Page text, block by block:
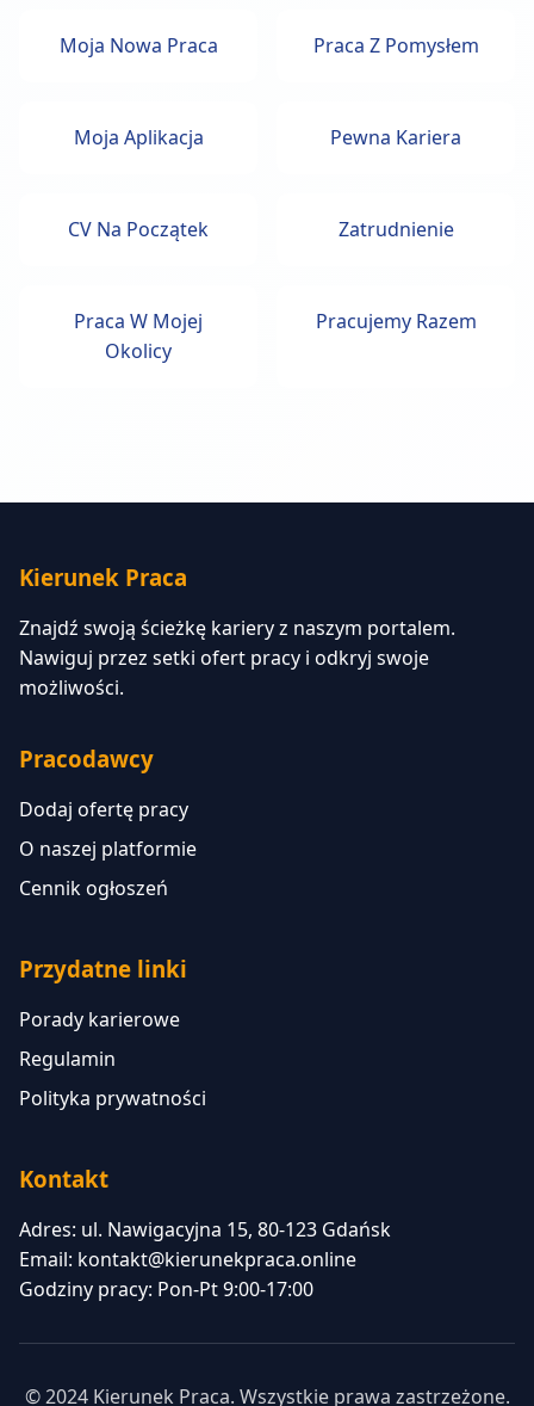
Moja Nowa Praca Praca Z Pomysłem
Moja Aplikacja Pewna Kariera
CV Na Początek Zatrudnienie
Praca W Mojej
Okolicy
Pracujemy Razem
Kierunek Praca
Znajdź swoją ścieżkę kariery z naszym portalem.
Nawiguj przez setki ofert pracy i odkryj swoje
możliwości.
Pracodawcy
Dodaj ofertę pracy
O naszej platformie
Cennik ogłoszeń
Przydatne linki
Porady karierowe
Regulamin
Polityka prywatności
Kontakt
Adres: ul. Nawigacyjna 15, 80-123 Gdańsk
Email: kontakt@kierunekpraca.online
Godziny pracy: Pon-Pt 9:00-17:00
© 2024 Kierunek Praca. Wszystkie prawa zastrzeżone.